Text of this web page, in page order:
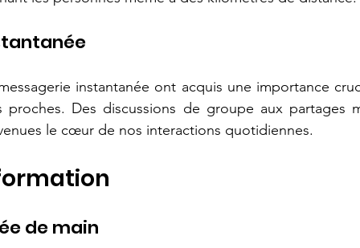
instantanée ont acquis une importance
Des discussions de groupe aux partages
le cœur de nos interactions quotidiennes.
de main